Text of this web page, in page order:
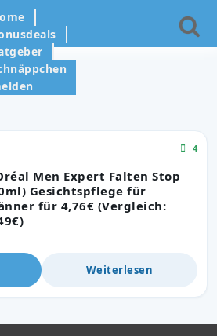
Men Expert Falten Stop
Gesichtspflege für
für 4,76€ (Vergleich:
4
Weiterlesen